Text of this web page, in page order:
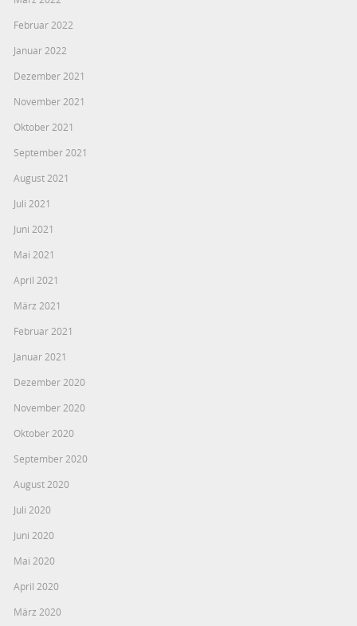
Februar 2022
Januar 2022
Dezember 2021
November 2021
Oktober 2021
September 2021
August 2021
Juli 2021
Juni 2021
Mai 2021
April 2021
März 2021
Februar 2021
Januar 2021
Dezember 2020
November 2020
Oktober 2020
September 2020
August 2020
Juli 2020
Juni 2020
Mai 2020
April 2020
März 2020